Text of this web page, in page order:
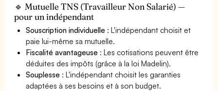
🔹 Mutuelle TNS (Travailleur Non Salarié) —
pour un indépendant
Souscription individuelle : L'indépendant choisit et
paie lui-même sa mutuelle.
Fiscalité avantageuse : Les cotisations peuvent être
déduites des impôts (grâce à la loi Madelin).
Souplesse : L'indépendant choisit les garanties
adaptées à ses besoins et à son budget.